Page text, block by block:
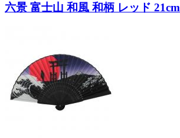
六景 富士山 和風 和柄 レッド 21cm